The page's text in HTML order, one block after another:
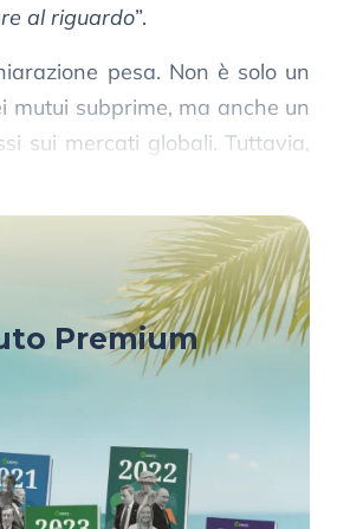
al riguardo”.
pesa. Non è solo un
mutui subprime, ma anche un
sui mercati globali. Tuttavia,
Premium